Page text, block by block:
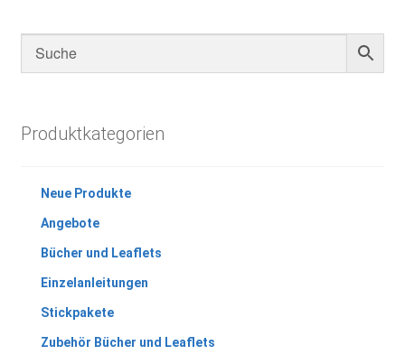
Produktkategorien
Neue Produkte
Angebote
Bücher und Leaflets
Einzelanleitungen
Stickpakete
Zubehör Bücher und Leaflets